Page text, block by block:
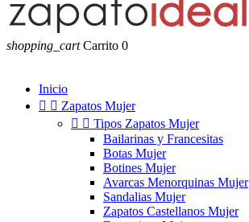
shopping_cart Carrito 0
Inicio
  Zapatos Mujer
  Tipos Zapatos Mujer
Bailarinas y Francesitas
Botas Mujer
Botines Mujer
Avarcas Menorquinas Mujer
Sandalias Mujer
Zapatos Castellanos Mujer